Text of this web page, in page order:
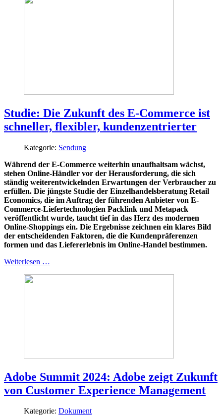
Studie: Die Zukunft des E-Commerce ist
schneller, flexibler, kundenzentrierter
Kategorie: Sendung
Während der E-Commerce weiterhin unaufhaltsam wächst,
stehen Online-Händler vor der Herausforderung, die sich
ständig weiterentwickelnden Erwartungen der Verbraucher zu
erfüllen. Die jüngste Studie der Einzelhandelsberatung Retail
Economics, die im Auftrag der führenden Anbieter von E-
Commerce-Liefertechnologien Packlink und Metapack
veröffentlicht wurde, taucht tief in das Herz des modernen
Online-Shoppings ein. Die Ergebnisse zeichnen ein klares Bild
der entscheidenden Faktoren, die die Kundenpräferenzen
formen und das Liefererlebnis im Online-Handel bestimmen.
Weiterlesen …
Adobe Summit 2024: Adobe zeigt Zukunft
von Customer Experience Management
Kategorie: Dokument